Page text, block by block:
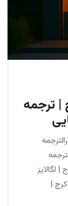
| ترجمه
| لگالایز
کرج |